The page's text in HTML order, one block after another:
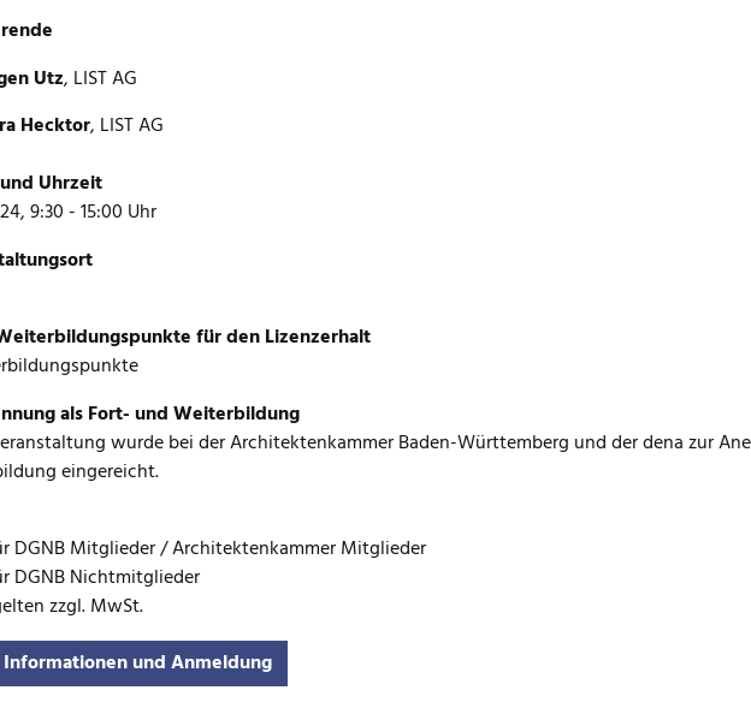
Utz, LIST AG
Hecktor, LIST AG
Uhrzeit
9:30 - 15:00 Uhr
für den Lizenzerhalt
als Fort- und Weiterbildung
wurde bei der Architektenkammer Baden-Württemberg und der dena zur
eingereicht.
DGNB Mitglieder / Architektenkammer Mitglieder
DGNB Nichtmitglieder
zzgl. MwSt.
und Anmeldung